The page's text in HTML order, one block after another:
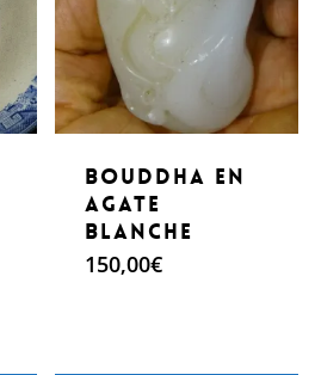
Bouddha en
agate
blanche
150,00€